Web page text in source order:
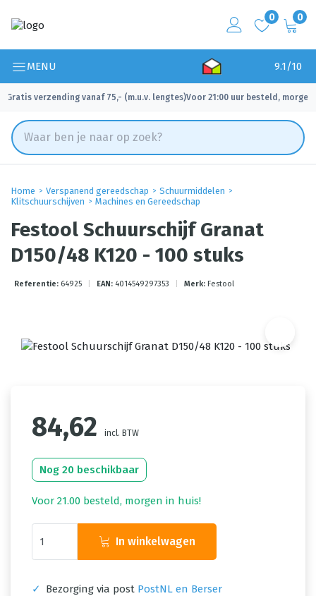
0 0
MENU 9.1/10
Gratis verzending vanaf 75,- (m.u.v. lengtes)
✓ Voor 21:00 uur besteld, morgen
Home Verspanend gereedschap
Schuurmiddelen
Klitschuurschijven
Machines en Gereedschap
Festool Schuurschijf Granat
D150/48 K120 - 100 stuks
Referentie: 64925 EAN: 4014549297353 Merk: Festool
84,62 incl. BTW
Nog 20 beschikbaar
Voor 21.00 besteld, morgen in huis!
In winkelwagen
✓ Bezorging via post PostNL en Berser